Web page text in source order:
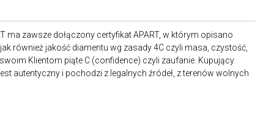
ma zawsze dołączony certyfikat APART, w którym opisano
również jakość diamentu wg zasady 4C czyli masa, czystość,
Klientom piąte C (confidence) czyli zaufanie. Kupujący
autentyczny i pochodzi z legalnych źródeł, z terenów wolnych